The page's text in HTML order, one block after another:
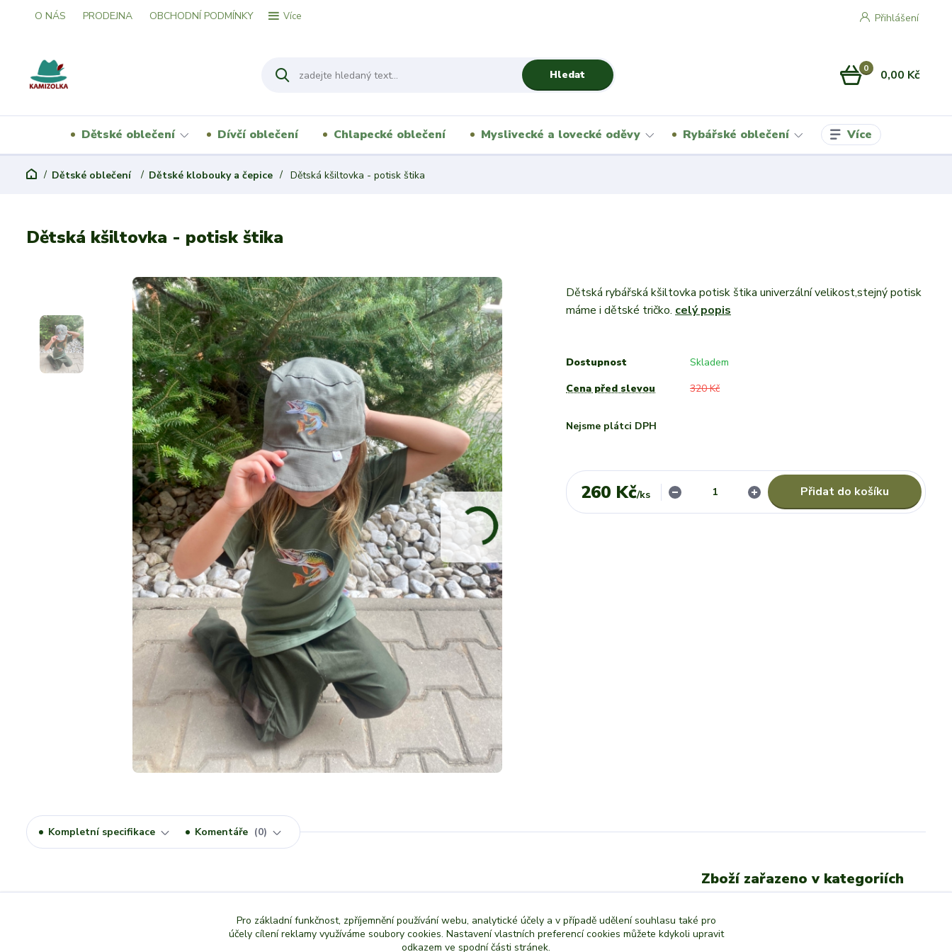
O NÁS PRODEJNA OBCHODNÍ PODMÍNKY Více Přihlášení
Hledat 0 0,00 Kč
Dětské oblečení Dívčí oblečení Chlapecké oblečení Myslivecké a lovecké oděvy Rybářské oblečení Více
Dětské oblečení Dětské klobouky a čepice Dětská kšiltovka - potisk štika
Dětská kšiltovka - potisk štika
Dětská rybářská kšiltovka potisk štika univerzální velikost,stejný potisk
máme i dětské tričko. celý popis
Dostupnost
Skladem
Cena před slevou
320 Kč
Nejsme plátci DPH
260 Kč/ks Přidat do košíku
Kompletní specifikace Komentáře 0
Dětská rybářská kšiltovka potisk štika univerzální velikost,stejný potisk máme i dětské tričko.
Zboží zařazeno v kategoriích
Pro základní funkčnost, zpříjemnění používání webu, analytické účely a v případě udělení souhlasu také pro
účely cílení reklamy využíváme soubory cookies. Nastavení vlastních preferencí cookies můžete kdykoli upravit
odkazem ve spodní části stránek.